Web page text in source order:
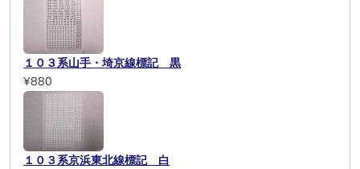
１０３系山手・埼京線標記 黒
¥880
１０３系京浜東北線標記 白